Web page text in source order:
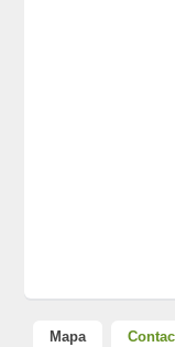
Mapa